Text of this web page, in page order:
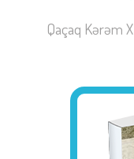
Qaçaq Kərəm